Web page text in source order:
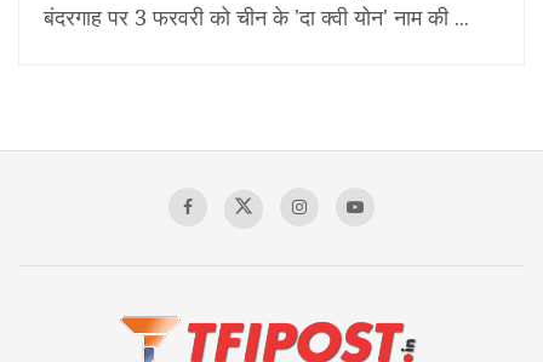
बंदरगाह पर 3 फरवरी को चीन के 'दा क्वी योन' नाम की ...